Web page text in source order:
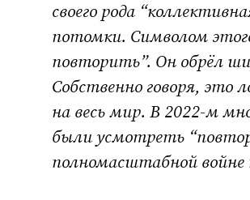
своего рода
потомки. Символом
повторить”. Он обрёл
Собственно говоря, это
на весь мир. В 2022-м
были усмотреть
полномасштабной